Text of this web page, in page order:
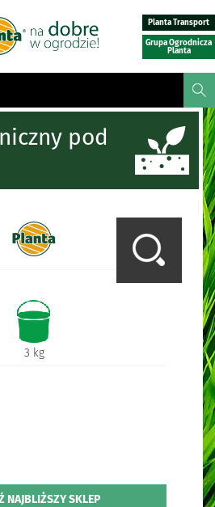
Planta Transport
Grupa Ogrodnicza
Planta
pod
3 kg
NAJBLIŻSZY SKLEP